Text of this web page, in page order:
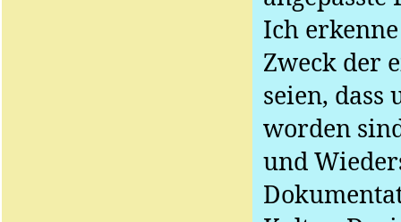
Ich
Zweck der
seien,
worden
und